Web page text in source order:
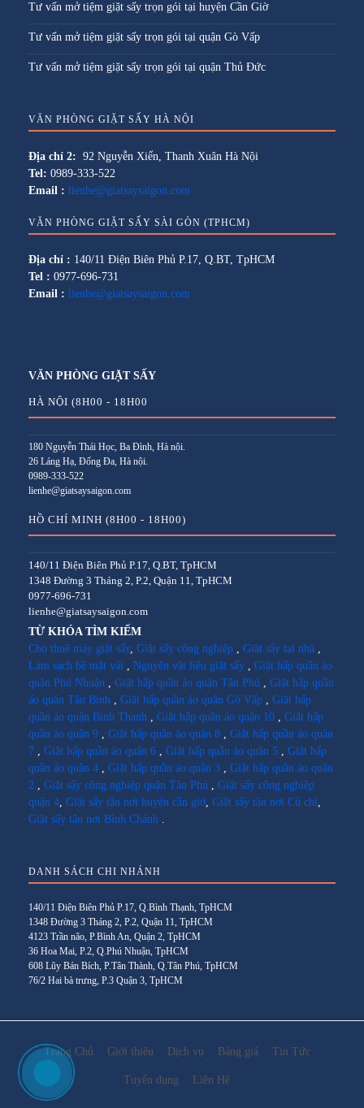
Tư vấn mở tiệm giặt sấy trọn gói tại huyện Cần Giờ
Tư vấn mở tiệm giặt sấy trọn gói tại quận Gò Vấp
Tư vấn mở tiệm giặt sấy trọn gói tại quận Thủ Đức
VĂN PHÒNG GIẶT SẤY HÀ NỘI
Địa chỉ 2: 92 Nguyễn Xiển, Thanh Xuân Hà Nội
Tel: 0989-333-522
Email : lienhe@giatsaysaigon.com
VĂN PHÒNG GIẶT SẤY SÀI GÒN (TPHCM)
Địa chỉ : 140/11 Điện Biên Phủ P.17, Q.BT, TpHCM
Tel : 0977-696-731
Email : lienhe@giatsaysaigon.com
VĂN PHÒNG GIẶT SẤY
HÀ NỘI (8H00 - 18H00
180 Nguyễn Thái Học, Ba Đình, Hà nội.
26 Láng Hạ, Đống Đa, Hà nội.
0989-333-522
lienhe@giatsaysaigon.com
HỒ CHÍ MINH (8H00 - 18H00)
140/11 Điện Biên Phủ P.17, Q.BT, TpHCM
1348 Đường 3 Tháng 2, P.2, Quận 11, TpHCM
0977-696-731
lienhe@giatsaysaigon.com
TỪ KHÓA TÌM KIẾM
Cho thuê máy giặt sấy, Giặt sấy công nghiệp , Giặt sấy tại nhà ,
Làm sạch bề mặt vải , Nguyên vật liệu giặt sấy , Giặt hấp quần áo
quận Phú Nhuận , Giặt hấp quần áo quận Tân Phú , Giặt hấp quần
áo quận Tân Bình , Giặt hấp quần áo quận Gò Vấp , Giặt hấp
quần áo quận Bình Thạnh , Giặt hấp quần áo quận 10 , Giặt hấp
quần áo quận 9 , Giặt hấp quần áo quận 8 , Giặt hấp quần áo quận
7 , Giặt hấp quần áo quận 6 , Giặt hấp quần áo quận 5 , Giặt hấp
quần áo quận 4 , Giặt hấp quần áo quận 3 , Giặt hấp quần áo quận
2 , Giặt sấy công nghiệp quận Tân Phú , Giặt sấy công nghiệp
quận 4, Giặt sấy tận nơi huyện cần giờ, Giặt sấy tận nơi Củ chi,
Giặt sấy tận nơi Bình Chánh .
DANH SÁCH CHI NHÁNH
140/11 Điện Biên Phủ P.17, Q.Bình Thạnh, TpHCM
1348 Đường 3 Tháng 2, P.2, Quận 11, TpHCM
4123 Trần não, P.Bình An, Quận 2, TpHCM
36 Hoa Mai, P.2, Q.Phú Nhuận, TpHCM
608 Lũy Bán Bích, P.Tân Thành, Q.Tân Phú, TpHCM
76/2 Hai bà trưng, P.3 Quận 3, TpHCM
Trang Chủ Giới thiệu Dịch vụ Bảng giá Tin Tức
Tuyển dụng Liên Hệ